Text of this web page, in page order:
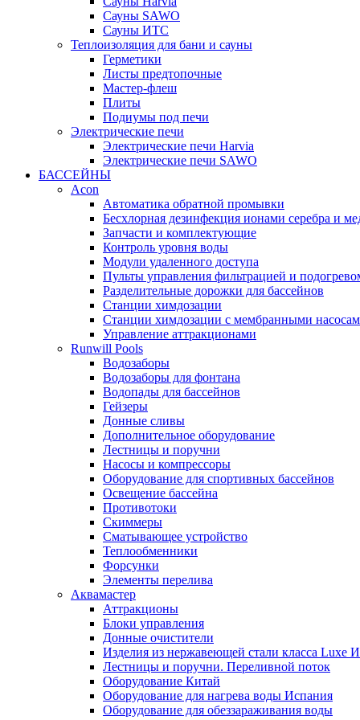
Сауны SAWO
Сауны ИТС
Теплоизоляция для бани и сауны
Герметики
Листы предтопочные
Мастер-флеш
Плиты
Подиумы под печи
Электрические печи
Электрические печи Harvia
Электрические печи SAWO
БАССЕЙНЫ
Acon
Автоматика обратной промывки
Беcхлорная дезинфекция ионами серебра и
Запчасти и комплектующие
Контроль уровня воды
Модули удаленного доступа
Пульты управления фильтрацией и
Разделительные дорожки для бассейнов
Станции химдозации
Станции химдозации с мембранными
Управление аттракционами
Runwill Pools
Водозаборы
Водозаборы для фонтана
Водопады для бассейнов
Гейзеры
Донные сливы
Дополнительное оборудование
Лестницы и поручни
Насосы и компрессоры
Оборудование для спортивных бассейнов
Освещение бассейна
Противотоки
Скиммеры
Сматывающее устройство
Теплообменники
Форсунки
Элементы перелива
Аквамастер
Аттракционы
Блоки управления
Донные очистители
Изделия из нержавеющей стали класса Luxe
Лестницы и поручни. Переливной поток
Оборудование Китай
Оборудование для нагрева воды Испания
Оборудование для обеззараживания воды